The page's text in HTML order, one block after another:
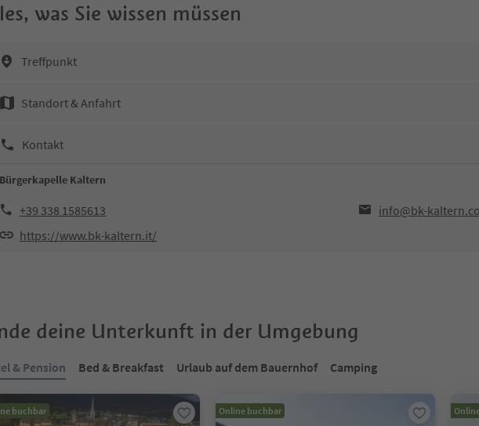
was Sie wissen müssen
Treffpunkt
Standort & Anfahrt
Kontakt
Bürgerkapelle Kaltern
+39 338 1585613
info@bk-
https://www.bk-kaltern.it/
deine Unterkunft in der Umgebung
& Pension Bed & Breakfast Urlaub auf dem Bauernhof Camping
buchbar Online buchbar